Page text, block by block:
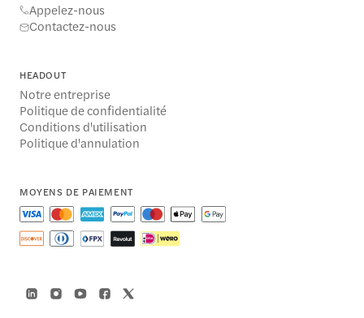
Appelez-nous
Contactez-nous
HEADOUT
Notre entreprise
Politique de confidentialité
Conditions d'utilisation
Politique d'annulation
MOYENS DE PAIEMENT